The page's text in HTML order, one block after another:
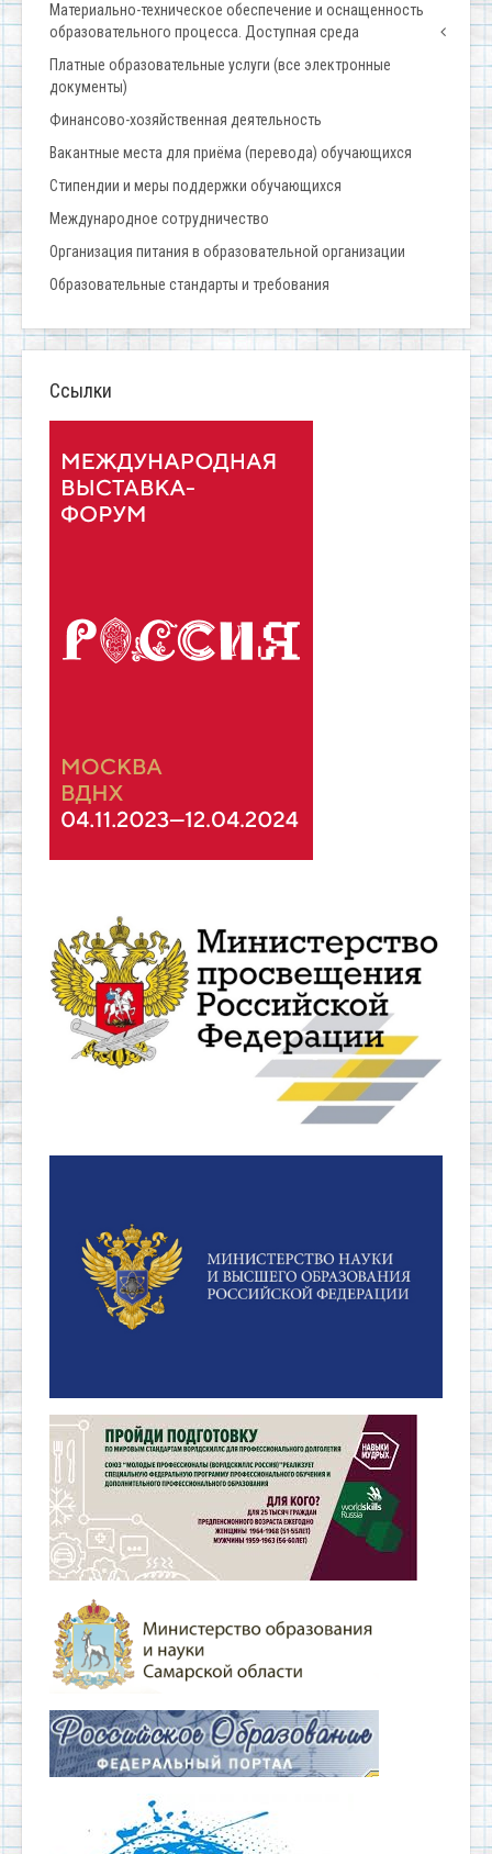
Материально-техническое обеспечение и оснащенность
образовательного процесса. Доступная среда
Платные образовательные услуги (все электронные
документы)
Финансово-хозяйственная деятельность
Вакантные места для приёма (перевода) обучающихся
Стипендии и меры поддержки обучающихся
Международное сотрудничество
Организация питания в образовательной организации
Образовательные стандарты и требования
Ссылки